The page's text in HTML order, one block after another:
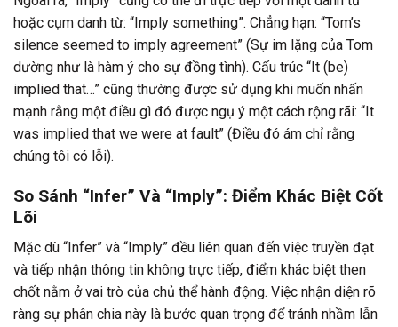
hoặc cụm danh từ: “Imply something”. Chẳng hạn: “Tom’s
silence seemed to imply agreement” (Sự im lặng của Tom
dường như là hàm ý cho sự đồng tình). Cấu trúc “It (be)
implied that…” cũng thường được sử dụng khi muốn nhấn
mạnh rằng một điều gì đó được ngụ ý một cách rộng rãi: “It
was implied that we were at fault” (Điều đó ám chỉ rằng
chúng tôi có lỗi).
So Sánh “Infer” Và “Imply”: Điểm Khác Biệt Cốt
Lõi
Mặc dù “Infer” và “Imply” đều liên quan đến việc truyền đạt
và tiếp nhận thông tin không trực tiếp, điểm khác biệt then
chốt nằm ở vai trò của chủ thể hành động. Việc nhận diện rõ
ràng sự phân chia này là bước quan trọng để tránh nhầm lẫn